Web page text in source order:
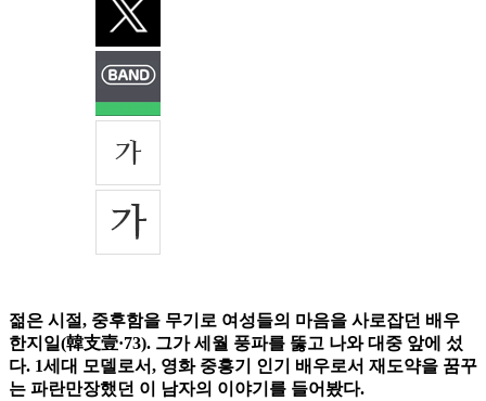
젊은 시절, 중후함을 무기로 여성들의 마음을 사로잡던 배우
한지일(韓支壹·73). 그가 세월 풍파를 뚫고 나와 대중 앞에 섰
다. 1세대 모델로서, 영화 중흥기 인기 배우로서 재도약을 꿈꾸
는 파란만장했던 이 남자의 이야기를 들어봤다.